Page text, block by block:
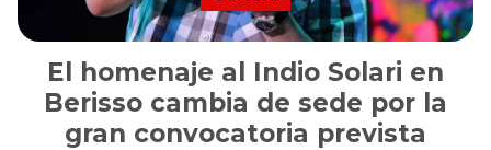
El homenaje al Indio Solari en
Berisso cambia de sede por la
gran convocatoria prevista